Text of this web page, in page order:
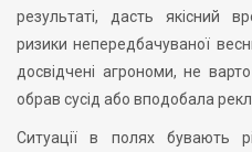
результаті, дасть якісний
ризики непередбачуваної
досвідчені агрономи, не
обрав сусід або вподобала
Ситуації в полях бувають